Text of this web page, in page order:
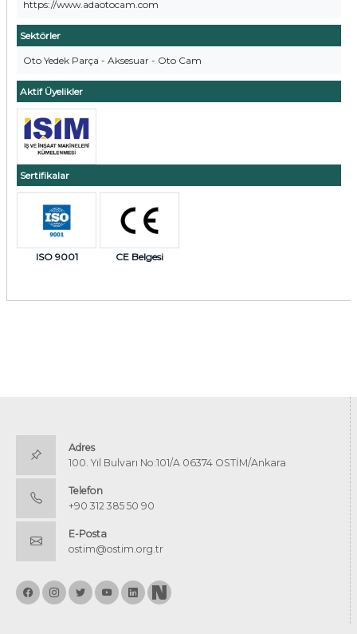
https://www.adaotocam.com
Sektörler
Oto Yedek Parça - Aksesuar - Oto Cam
Aktif Üyelikler
Sertifikalar
ISO 9001 CE Belgesi
Adres
100. Yıl Bulvarı No:101/A 06374 OSTİM/Ankara
Telefon
+90 312 385 50 90
E-Posta
ostim@ostim.org.tr